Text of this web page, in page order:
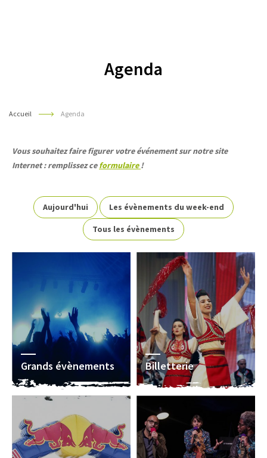
Agenda
Accueil Agenda
Vous souhaitez faire figurer votre événement sur notre site
Internet : remplissez ceformulaire!
Aujourd'hui Les évènements du week-end
Tous les évènements
Grands évènements Billetterie